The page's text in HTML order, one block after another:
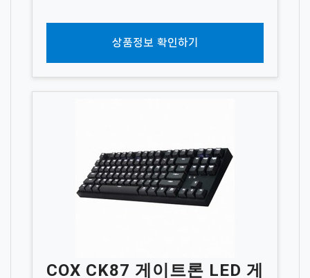
상품정보 확인하기
COX CK87 게이트론 LED 게